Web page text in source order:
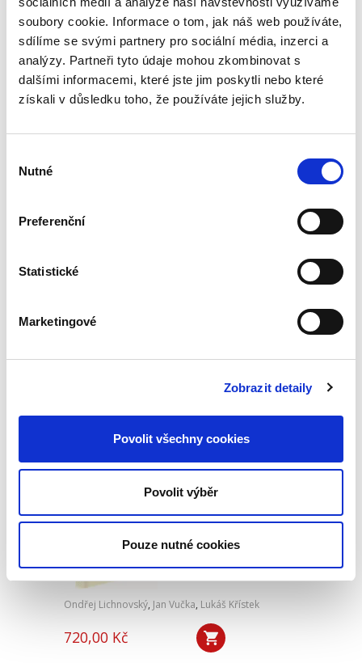
soubory cookie. Informace o tom, jak náš web používáte,
sdílíme se svými partnery pro sociální média, inzerci a
analýzy. Partneři tyto údaje mohou zkombinovat s
dalšími informacemi, které jste jim poskytli nebo které
získali v důsledku toho, že používáte jejich služby.
souhlasu
Nutné
Preferenční
Statistické
Marketingové
Zobrazit detaily
Povolit všechny cookies
Povolit výběr
Pouze nutné cookies
Kniha přibližuje právnické obci v České
republice všeobecnou praxi v oblasti Banking &
Finance. Je koncipována jako praktická příručka
určená primárně pro právníky – advokátní
kanceláře, právní...
praxi. 2.vydání
Jiří Svoboda
tohoto odvětví soukromého práva. Autoři se
Trestní právo
daňové. 2. vydání
2. VYDÁNÍ
Ondřej Lichnovský, Jan Vučka, Lukáš Křístek
720,00 Kč